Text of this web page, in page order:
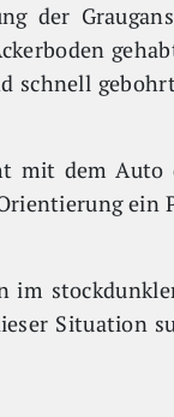
der
schnell
mit dem
ein
im
Situation